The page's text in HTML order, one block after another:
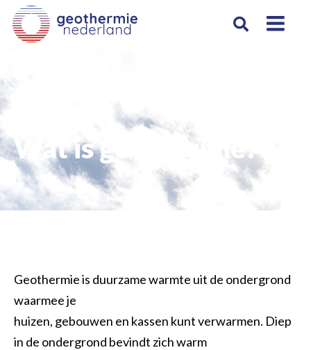
Wat is geothermie?
Geothermie is duurzame warmte uit de ondergrond
waarmee je
huizen, gebouwen en kassen kunt verwarmen. Diep
in de ondergrond bevindt zich warm